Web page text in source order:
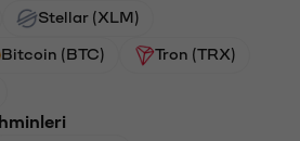
Stellar (XLM)
Bitcoin (BTC) Tron (TRX)